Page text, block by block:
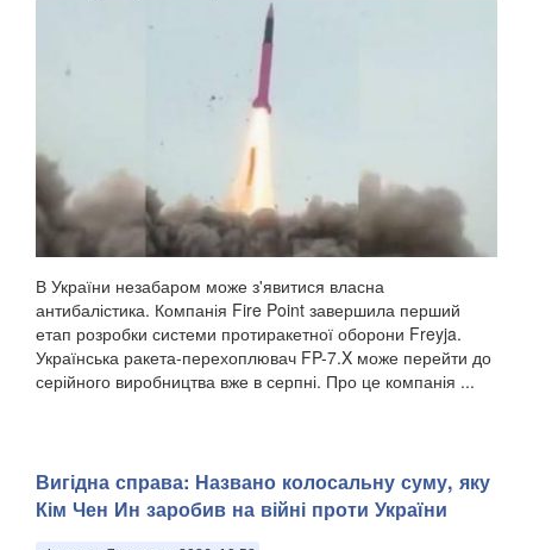
В України незабаром може з'явитися власна
антибалістика. Компанія Fire Point завершила перший
етап розробки системи протиракетної оборони Freyja.
Українська ракета-перехоплювач FP-7.X може перейти до
серійного виробництва вже в серпні. Про це компанія ...
Вигідна справа: Названо колосальну суму, яку
Кім Чен Ин заробив на війні проти України